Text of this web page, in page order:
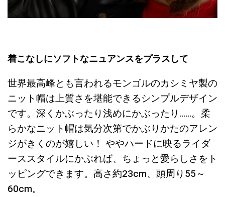
着こなしにソフトなニュアンスをプラスして
世界最高峰とも言われるモンゴルのカシミヤ製の
ニット帽は上質さを堪能できるシンプルデザイン
です。深くかぶったり浅めにかぶったり……。柔
らかなニット帽は気分次第でかぶりかたのアレン
ジがきくのが嬉しい！ ややハードに映るライダ
ーススタイルにかぶれば、ちょっと愛らしさをト
ッピングできます。高さ約23cm、頭周り55～
60cm。